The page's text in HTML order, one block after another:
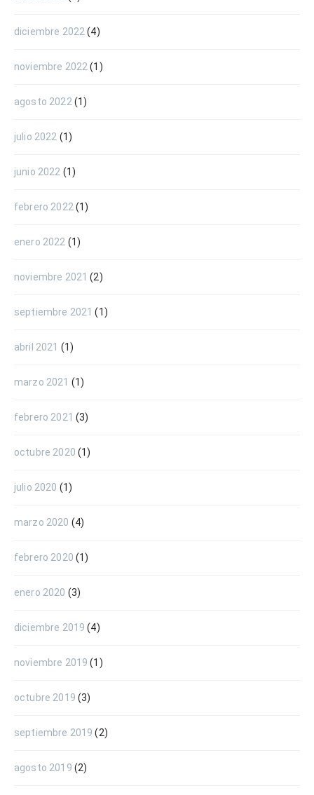
diciembre 2022 (4)
noviembre 2022 (1)
agosto 2022 (1)
julio 2022 (1)
junio 2022 (1)
febrero 2022 (1)
enero 2022 (1)
noviembre 2021 (2)
septiembre 2021 (1)
abril 2021 (1)
marzo 2021 (1)
febrero 2021 (3)
octubre 2020 (1)
julio 2020 (1)
marzo 2020 (4)
febrero 2020 (1)
enero 2020 (3)
diciembre 2019 (4)
noviembre 2019 (1)
octubre 2019 (3)
septiembre 2019 (2)
agosto 2019 (2)